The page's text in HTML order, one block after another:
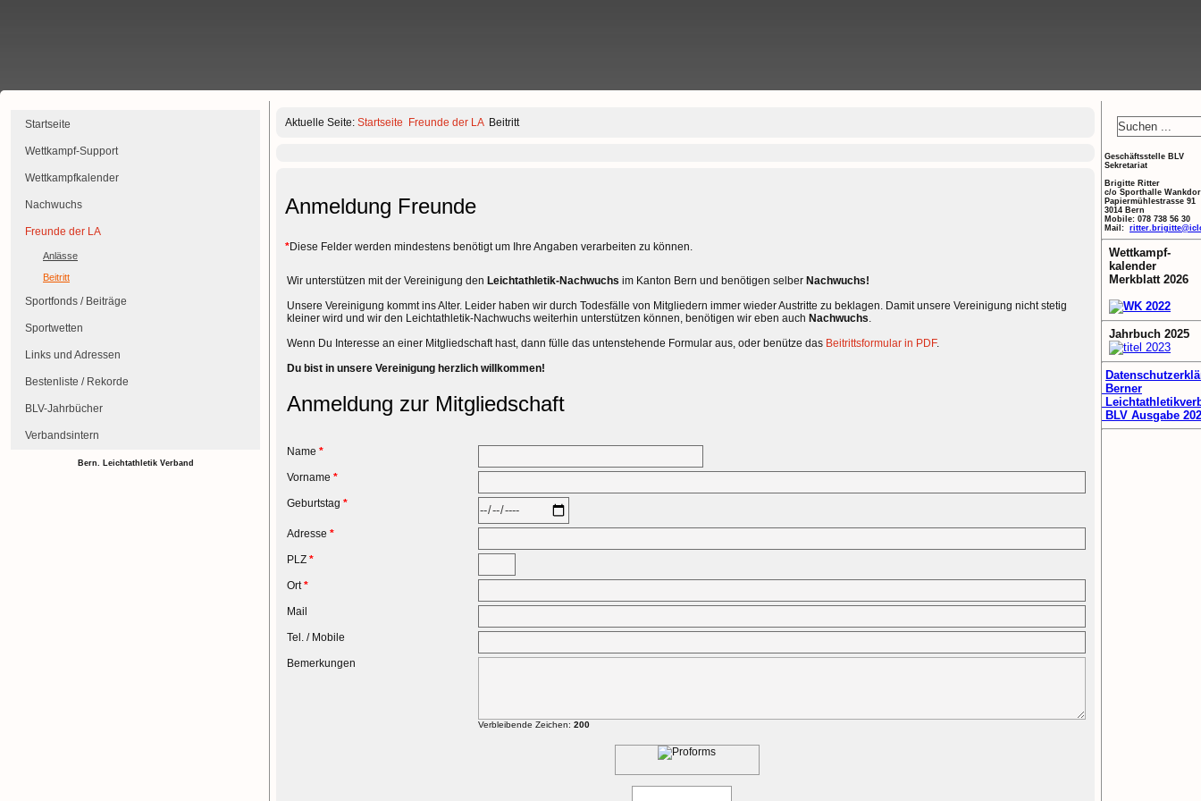
Startseite
Wettkampf-Support
Wettkampfkalender
Nachwuchs
Freunde der LA
Anlässe
Beitritt
Sportfonds / Beiträge
Sportwetten
Links und Adressen
Bestenliste / Rekorde
BLV-Jahrbücher
Verbandsintern
Bern. Leichtathletik Verband
Aktuelle Seite: Startseite Freunde der LA Beitritt
Anmeldung Freunde
*Diese Felder werden mindestens benötigt um Ihre Angaben verarbeiten zu können.
Wir unterstützen mit der Vereinigung den Leichtathletik-Nachwuchs im Kanton Bern und benötigen selber Nachwuchs!
Unsere Vereinigung kommt ins Alter. Leider haben wir durch Todesfälle von Mitgliedern immer wieder Austritte zu beklagen. Damit unsere Vereinigung nicht stetig
kleiner wird und wir den Leichtathletik-Nachwuchs weiterhin unterstützen können, benötigen wir eben auch Nachwuchs.
Wenn Du Interesse an einer Mitgliedschaft hast, dann fülle das untenstehende Formular aus, oder benütze das Beitrittsformular in PDF.
Du bist in unsere Vereinigung herzlich willkommen!
Anmeldung zur Mitgliedschaft
Name *
Vorname *
Geburtstag *
Adresse *
PLZ *
Ort*
Mail
Tel. / Mobile
Bemerkungen
Verbleibende Zeichen: 200
Geschäftsstelle BLV
Sekretariat
Brigitte Ritter
c/o Sporthalle
Papiermühlestrasse 91
3014 Bern
Mobile: 078 738 56 30
Mail:
Wettkampf-
kalender
Merkblatt 2026
Jahrbuch 2025
Berner
BLV Ausgabe